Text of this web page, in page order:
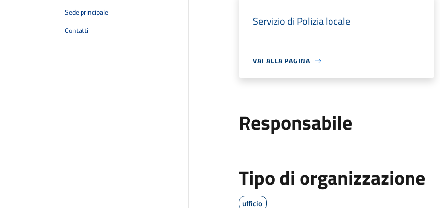
Sede principale
Contatti
Servizio di Polizia locale
VAI ALLA PAGINA
Responsabile
Tipo di organizzazione
ufficio